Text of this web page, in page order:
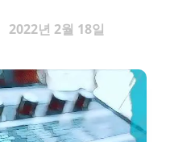
2022년 2월 18일